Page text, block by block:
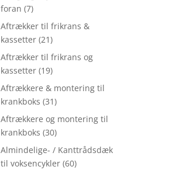
foran (7)
Aftrækker til frikrans &
kassetter (21)
Aftrækker til frikrans og
kassetter (19)
Aftrækkere & montering til
krankboks (31)
Aftrækkere og montering til
krankboks (30)
Almindelige- / Kanttrådsdæk
til voksencykler (60)